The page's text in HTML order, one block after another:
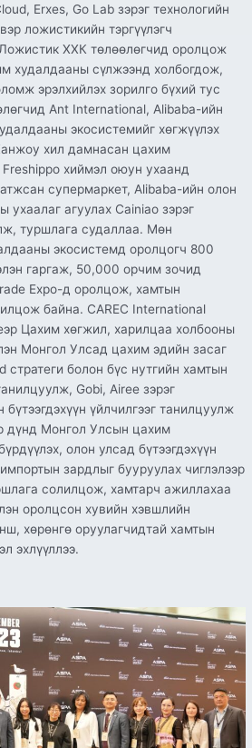
Erxes, Go Lab зэрэг технологийн
ложистикийн тэргүүлэгч
ХХК төлөөлөгчид оролцож
худалдааны сүлжээнд холбогдож,
эрэлхийлэх зорилго бүхий тус
Ant International, Alibaba-ийн
экосистемийг хөгжүүлэх
хил дамнасан цахим
хиймэл оюун ухаанд
супермаркет, Alibaba-ийн олон
агуулах Cainiao зэрэг
туршлага судаллаа. Мөн
экосистемд оролцогч 800
гаргаж, 50,000 орчим зочид
Expo-д оролцож, хамтын
байна. CAREC International
Цахим хөгжил, харилцаа холбооны
Монгол Улсад цахим эдийн засаг
стратеги болон бүс нутгийн хамтын
Gobi, Airee зэрэг
үйлчилгээг танилцуулж
дүнд Монгол Улсын цахим
олон улсад бүтээгдэхүүн
зардлыг бууруулах чиглэлээр
солилцож, хамтарч ажиллахаа
оролцсон хувийн хэвшлийн
хөрөнгө оруулагчидтай хамтын
эхлүүллээ.